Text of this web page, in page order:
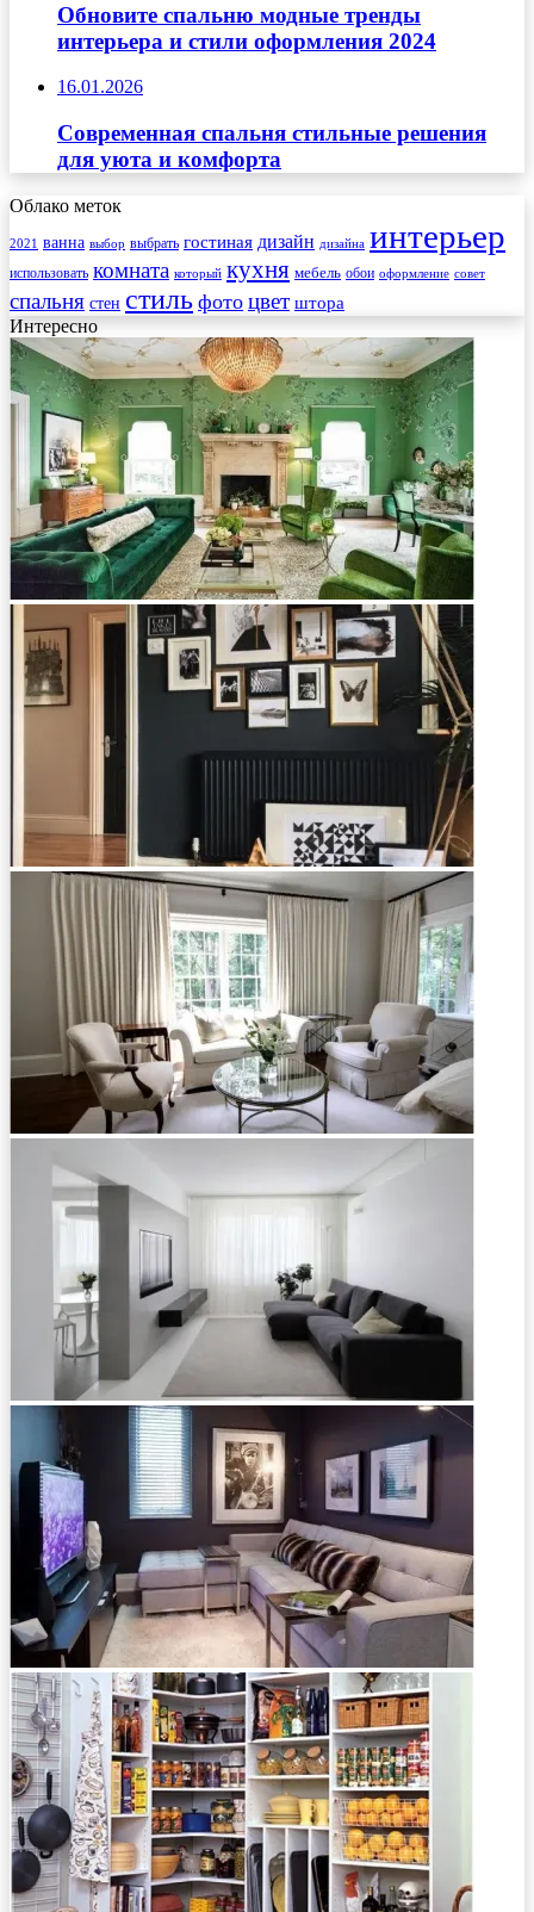
Обновите спальню модные тренды
интерьера и стили оформления 2024
16.01.2026
Современная спальня стильные решения
для уюта и комфорта
Облако меток
2021 ванна выбор выбрать гостиная дизайн дизайна интерьер
использовать комната который кухня мебель обои оформление совет
спальня стен стиль фото цвет штора
Интересно